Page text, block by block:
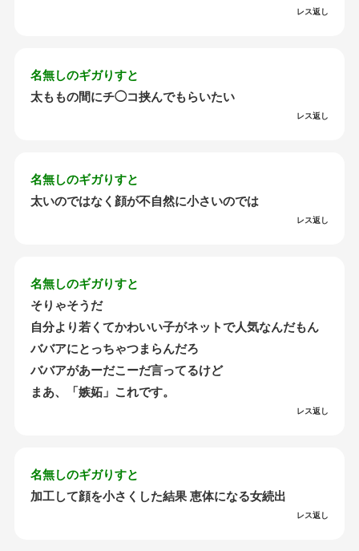
レス返し
名無しのギガりすと
太ももの間にチ◯コ挟んでもらいたい
レス返し
名無しのギガりすと
太いのではなく顔が不自然に小さいのでは
レス返し
名無しのギガりすと
そりゃそうだ
自分より若くてかわいい子がネットで人気なんだもん
ババアにとっちゃつまらんだろ
ババアがあーだこーだ言ってるけど
まあ、「嫉妬」これです。
レス返し
名無しのギガりすと
加工して顔を小さくした結果 恵体になる女続出
レス返し